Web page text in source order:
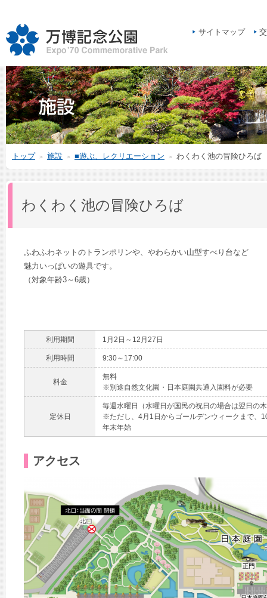
サイトマップ
トップ ＞ 施設 ＞ ■遊ぶ、レクリエーション ＞ わくわく池の冒険ひろば
わくわく池の冒険ひろば
ふわふわネットのトランポリンや、やわらかい山型すべり台など
魅力いっぱいの遊具です。
（対象年齢3～6歳）
利用期間 1月2日～12月27日
利用時間 9:30～17:00
料金
無料
※別途自然文化園・日本庭園共通入園料が必要
定休日
毎週水曜日（水曜日が国民の祝日の場合は翌日の
※ただし、4月1日からゴールデンウィークまで、
年末年始
アクセス